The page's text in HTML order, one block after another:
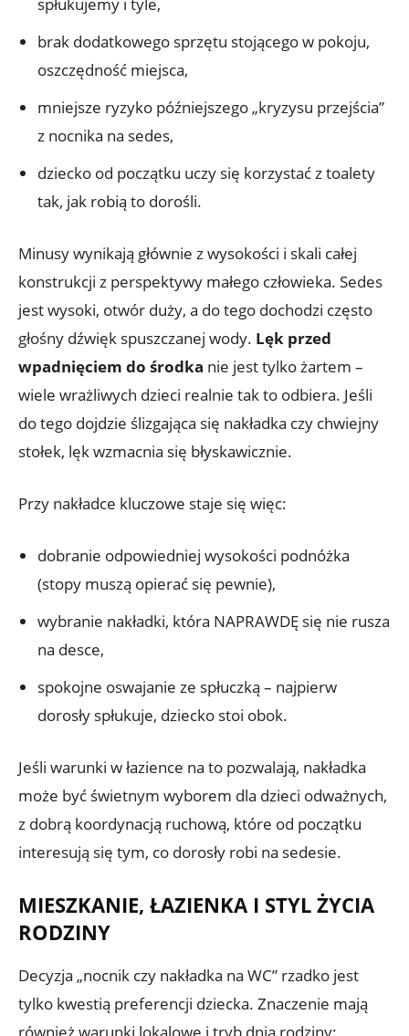
brak dodatkowego sprzętu stojącego w pokoju,
oszczędność miejsca,
mniejsze ryzyko późniejszego „kryzysu przejścia”
z nocnika na sedes,
dziecko od początku uczy się korzystać z toalety
tak, jak robią to dorośli.
Minusy wynikają głównie z wysokości i skali całej
konstrukcji z perspektywy małego człowieka. Sedes
jest wysoki, otwór duży, a do tego dochodzi często
głośny dźwięk spuszczanej wody. Lęk przed
wpadnięciem do środka nie jest tylko żartem –
wiele wrażliwych dzieci realnie tak to odbiera. Jeśli
do tego dojdzie ślizgająca się nakładka czy chwiejny
stołek, lęk wzmacnia się błyskawicznie.
Przy nakładce kluczowe staje się więc:
dobranie odpowiedniej wysokości podnóżka
(stopy muszą opierać się pewnie),
wybranie nakładki, która NAPRAWDĘ się nie rusza
na desce,
spokojne oswajanie ze spłuczką – najpierw
dorosły spłukuje, dziecko stoi obok.
Jeśli warunki w łazience na to pozwalają, nakładka
może być świetnym wyborem dla dzieci odważnych,
z dobrą koordynacją ruchową, które od początku
interesują się tym, co dorosły robi na sedesie.
MIESZKANIE, ŁAZIENKA I STYL ŻYCIA
RODZINY
Decyzja „nocnik czy nakładka na WC” rzadko jest
tylko kwestią preferencji dziecka. Znaczenie mają